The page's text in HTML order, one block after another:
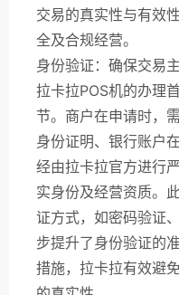
交易的真实性与有效
全及合规经营。
身份验证：确保交易
拉卡拉POS机的办理
节。商户在申请时，
身份证明、银行账户
经由拉卡拉官方进行
实身份及经营资质。
证方式，如密码验证
步提升了身份验证的
措施，拉卡拉有效避